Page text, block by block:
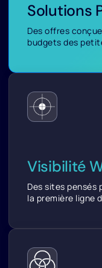
Solutions
Des offres
budgets des
Visibilité
Des sites pensés
la première ligne